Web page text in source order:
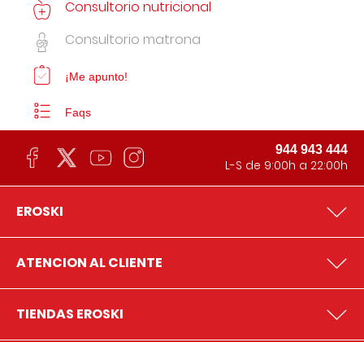
Consultorio nutricional
Consultorio matrona
¡Me apunto!
Faqs
944 943 444
L-S de 9:00h a 22:00h
EROSKI
ATENCION AL CLIENTE
TIENDAS EROSKI